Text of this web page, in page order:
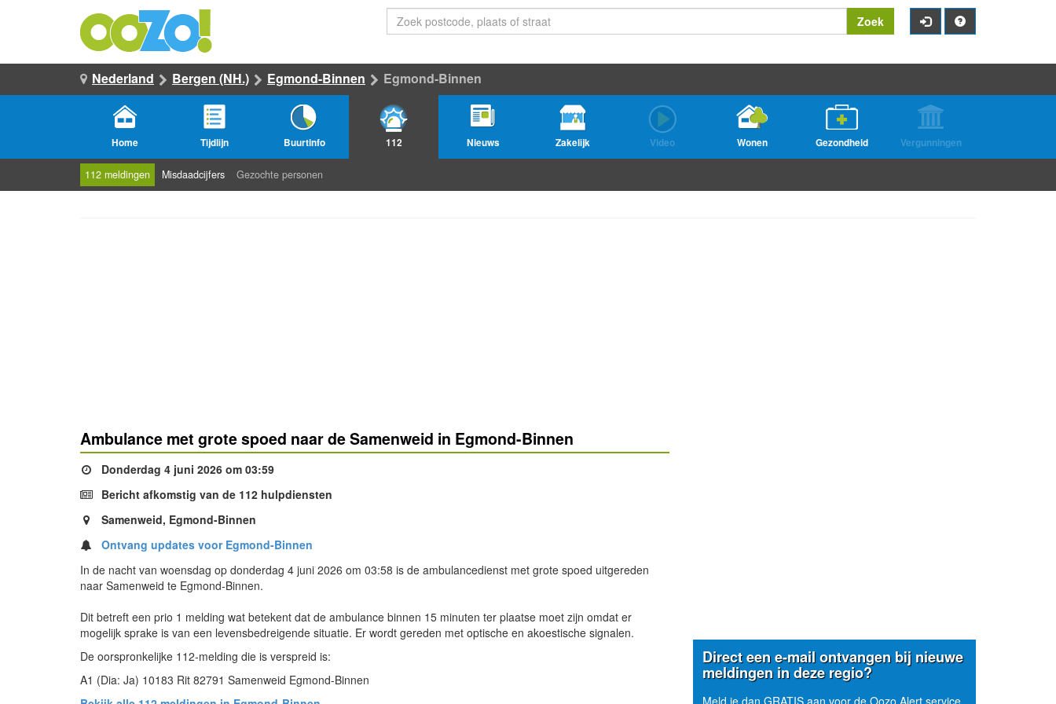
Zoek
Nederland Bergen (NH.) Egmond-Binnen Egmond-Binnen
Home Tijdlijn Buurtinfo 112 Nieuws Zakelijk Video Wonen Gezondheid Vergunningen
112 meldingen Misdaadcijfers Gezochte personen
Ambulance met grote spoed naar de Samenweid in Egmond-Binnen
Donderdag 4 juni 2026 om 03:59
Bericht afkomstig van de 112 hulpdiensten
Samenweid, Egmond-Binnen
Ontvang updates voor Egmond-Binnen
In de nacht van woensdag op donderdag 4 juni 2026 om 03:58 is de ambulancedienst met grote spoed uitgereden
naar Samenweid te Egmond-Binnen.
Dit betreft een prio 1 melding wat betekent dat de ambulance binnen 15 minuten ter plaatse moet zijn omdat er
mogelijk sprake is van een levensbedreigende situatie. Er wordt gereden met optische en akoestische signalen.
De oorspronkelijke 112-melding die is verspreid is:
A1 (Dia: Ja) 10183 Rit 82791 Samenweid Egmond-Binnen
Direct een e-mail ontvangen bij nieuwe
meldingen in deze regio?
Meld je dan GRATIS aan voor de Oozo Alert service